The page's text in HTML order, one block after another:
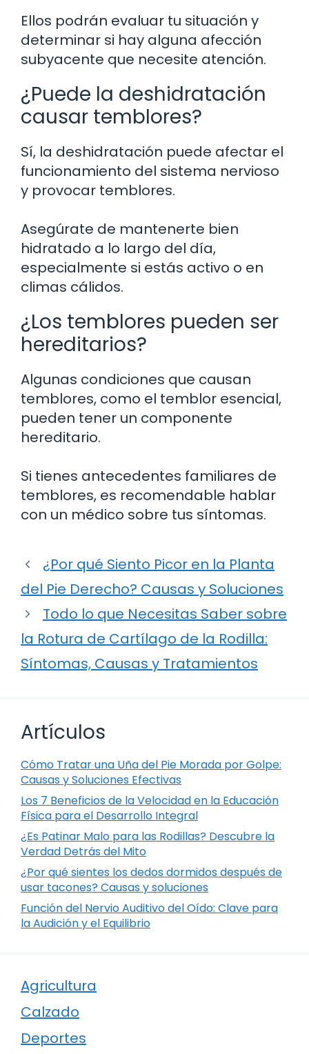
Ellos podrán evaluar tu situación y
determinar si hay alguna afección
subyacente que necesite atención.
¿Puede la deshidratación
causar temblores?
Sí, la deshidratación puede afectar el
funcionamiento del sistema nervioso
y provocar temblores.
Asegúrate de mantenerte bien
hidratado a lo largo del día,
especialmente si estás activo o en
climas cálidos.
¿Los temblores pueden ser
hereditarios?
Algunas condiciones que causan
temblores, como el temblor esencial,
pueden tener un componente
hereditario.
Si tienes antecedentes familiares de
temblores, es recomendable hablar
con un médico sobre tus síntomas.
¿Por qué Siento Picor en la Planta
del Pie Derecho? Causas y Soluciones
Todo lo que Necesitas Saber sobre
la Rotura de Cartílago de la Rodilla:
Síntomas, Causas y Tratamientos
Artículos
Cómo Tratar una Uña del Pie Morada por Golpe:
Causas y Soluciones Efectivas
Los 7 Beneficios de la Velocidad en la Educación
Física para el Desarrollo Integral
¿Es Patinar Malo para las Rodillas? Descubre la
Verdad Detrás del Mito
¿Por qué sientes los dedos dormidos después de
usar tacones? Causas y soluciones
Función del Nervio Auditivo del Oído: Clave para
la Audición y el Equilibrio
Agricultura
Calzado
Deportes